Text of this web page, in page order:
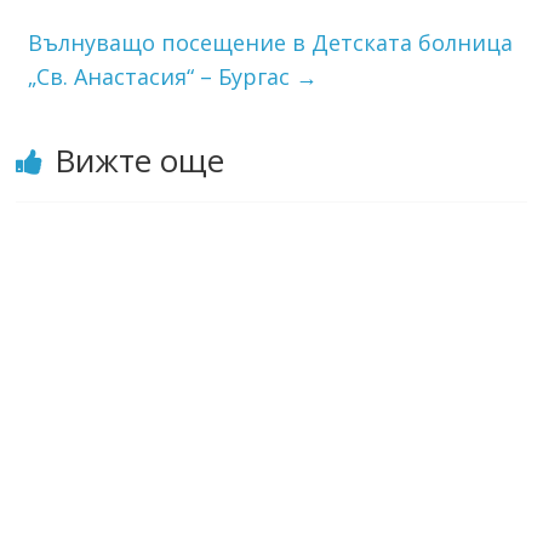
Вълнуващо посещение в Детската болница
„Св. Анастасия“ – Бургас →
Вижте още